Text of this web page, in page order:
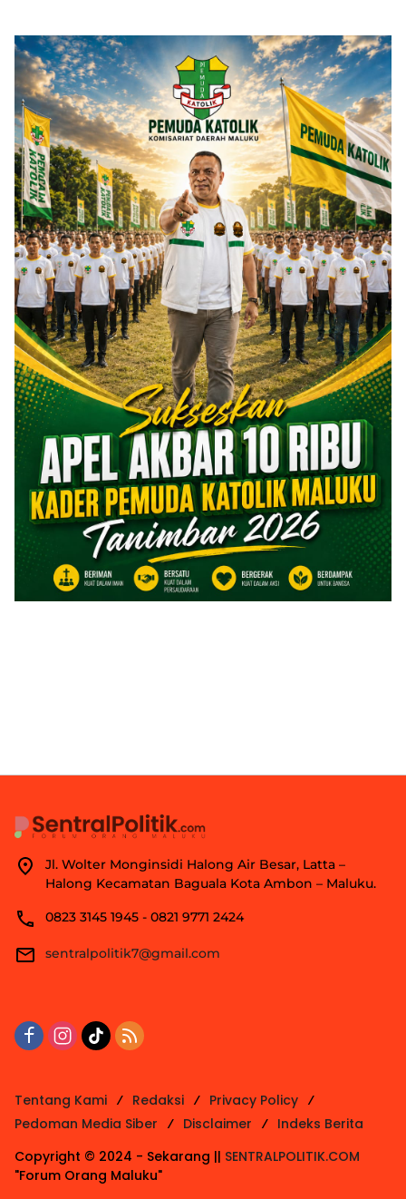
Jl. Wolter Monginsidi Halong Air Besar, Latta –
Halong Kecamatan Baguala Kota Ambon – Maluku.
0823 3145 1945 - 0821 9771 2424
sentralpolitik7@gmail.com
Tentang Kami Redaksi
Privacy Policy
Pedoman Media Siber
Disclaimer
Indeks Berita
Copyright © 2024 - Sekarang || SENTRALPOLITIK.COM
"Forum Orang Maluku"